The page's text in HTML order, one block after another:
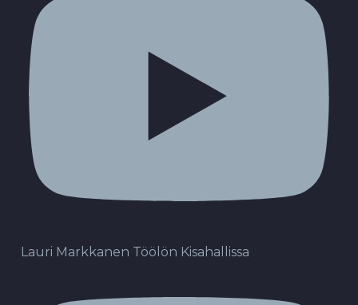
Lauri Markkanen Töölön Kisahallissa